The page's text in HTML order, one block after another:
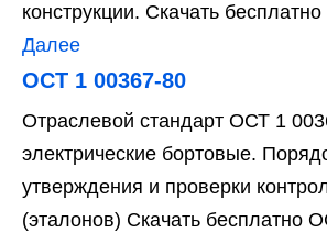
конструкции. Скачать
Далее
ОСТ 1 00367-80
Отраслевой стандарт ОСТ 1
электрические бортовые.
утверждения и проверки
(эталонов) Скачать бесплатно